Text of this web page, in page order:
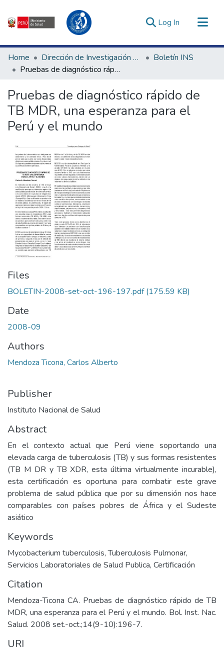
Log In (current)
Communities & Collections
All of DSpace
Estadísticas Externas
Enlaces de interés ▾
Home Dirección de Investigación e Innovación en Salud
Boletín INS
Pruebas de diagnóstico rápido de TB MDR, una esperanza para el Perú y el mundo
Pruebas de diagnóstico rápido de
TB MDR, una esperanza para el
Perú y el mundo
Files
BOLETIN-2008-set-oct-196-197.pdf(175.59 KB)
Date
2008-09
Authors
Mendoza Ticona, Carlos Alberto
Publisher
Instituto Nacional de Salud
Abstract
En el contexto actual que Perú viene soportando una
elevada carga de tuberculosis (TB) y sus formas resistentes
(TB M DR y TB XDR, esta última virtualmente incurable),
esta certificación es oportuna para combatir este grave
problema de salud pública que por su dimensión nos hace
comparables con países pobres de África y el Sudeste
asiático
Keywords
Mycobacterium tuberculosis,Tuberculosis Pulmonar,
Servicios Laboratoriales de Salud Publica, Certificación
Citation
Mendoza-Ticona CA. Pruebas de diagnóstico rápido de TB
MDR, una esperanza para el Perú y el mundo. Bol. Inst. Nac.
Salud. 2008 set.-oct.;14(9-10):196-7.
URI